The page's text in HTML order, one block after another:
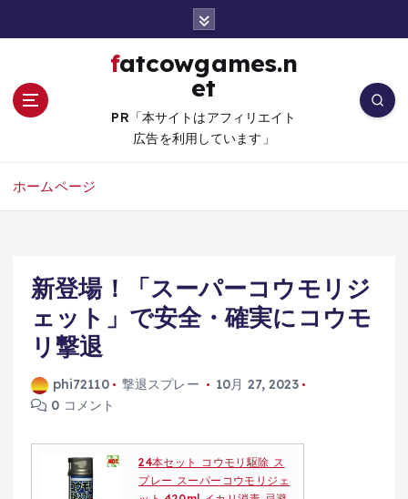
fatcowgames.n
et
PR「本サイトはアフィリエイト
広告を利用しています」
ホームページ
新登場！「スーパーコウモリジ
ェット」で安全・確実にコウモ
リ撃退
phi72110 撃退スプレー
10月 27, 2023
0 コメント
24本セット コウモリ駆除 ス
プレー スーパーコウモリジェ